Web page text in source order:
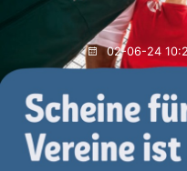
02-06-24